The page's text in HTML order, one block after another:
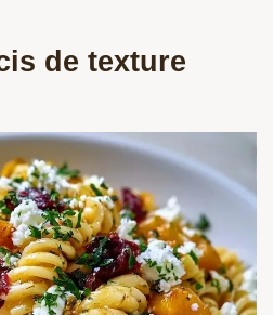
de texture